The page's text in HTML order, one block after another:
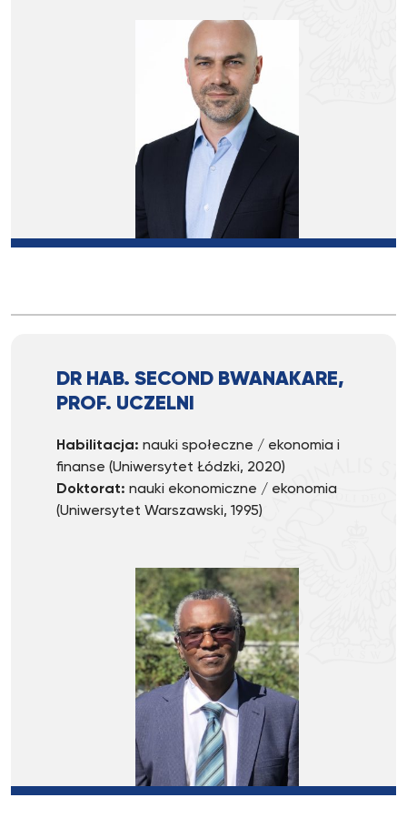
DR HAB. SECOND BWANAKARE,
PROF. UCZELNI
Habilitacja: nauki społeczne / ekonomia i
finanse (Uniwersytet Łódzki, 2020)
Doktorat: nauki ekonomiczne / ekonomia
(Uniwersytet Warszawski, 1995)